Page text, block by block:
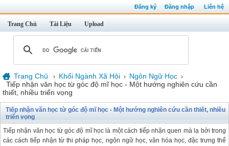
Đăng ký Đăng nhập Liên hệ
Trang Chủ Tài Liệu Upload
Trang Chủ › Khối Ngành Xã Hội › Ngôn Ngữ Học ›
Tiếp nhận văn học từ góc độ mĩ học - Một hướng nghiên cứu cần
thiết, nhiều triển vọng
Tiếp nhận văn học từ góc độ mĩ học - Một hướng nghiên cứu cần thiết, nhiều
triển vọng
Tiếp nhận văn học từ góc độ mĩ học là một cách tiếp nhận quen mà lạ bởi trong
các cách tiếp nhận từ thi pháp học, ngôn ngữ học, văn hóa học, đặc trưng thể